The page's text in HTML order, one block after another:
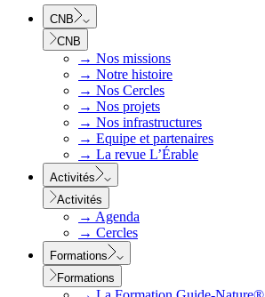
CNB
CNB
→ Nos missions
→ Notre histoire
→ Nos Cercles
→ Nos projets
→ Nos infrastructures
→ Equipe et partenaires
→ La revue L’Érable
Activités
Activités
→ Agenda
→ Cercles
Formations
Formations